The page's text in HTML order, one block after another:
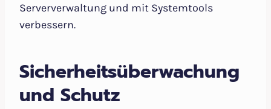
Serververwaltung und mit Systemtools
verbessern.
Sicherheitsüberwachung
und Schutz